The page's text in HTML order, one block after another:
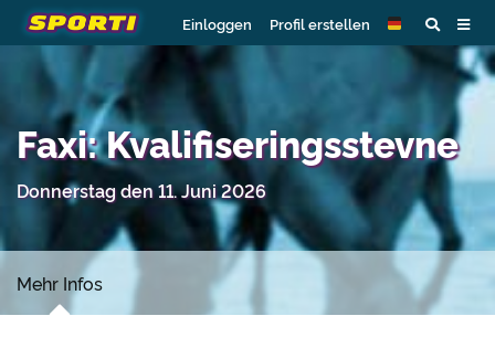
Einloggen Profil erstellen
Faxi: Kvalifiseringsstevne
Donnerstag den 11. Juni 2026
Mehr Infos